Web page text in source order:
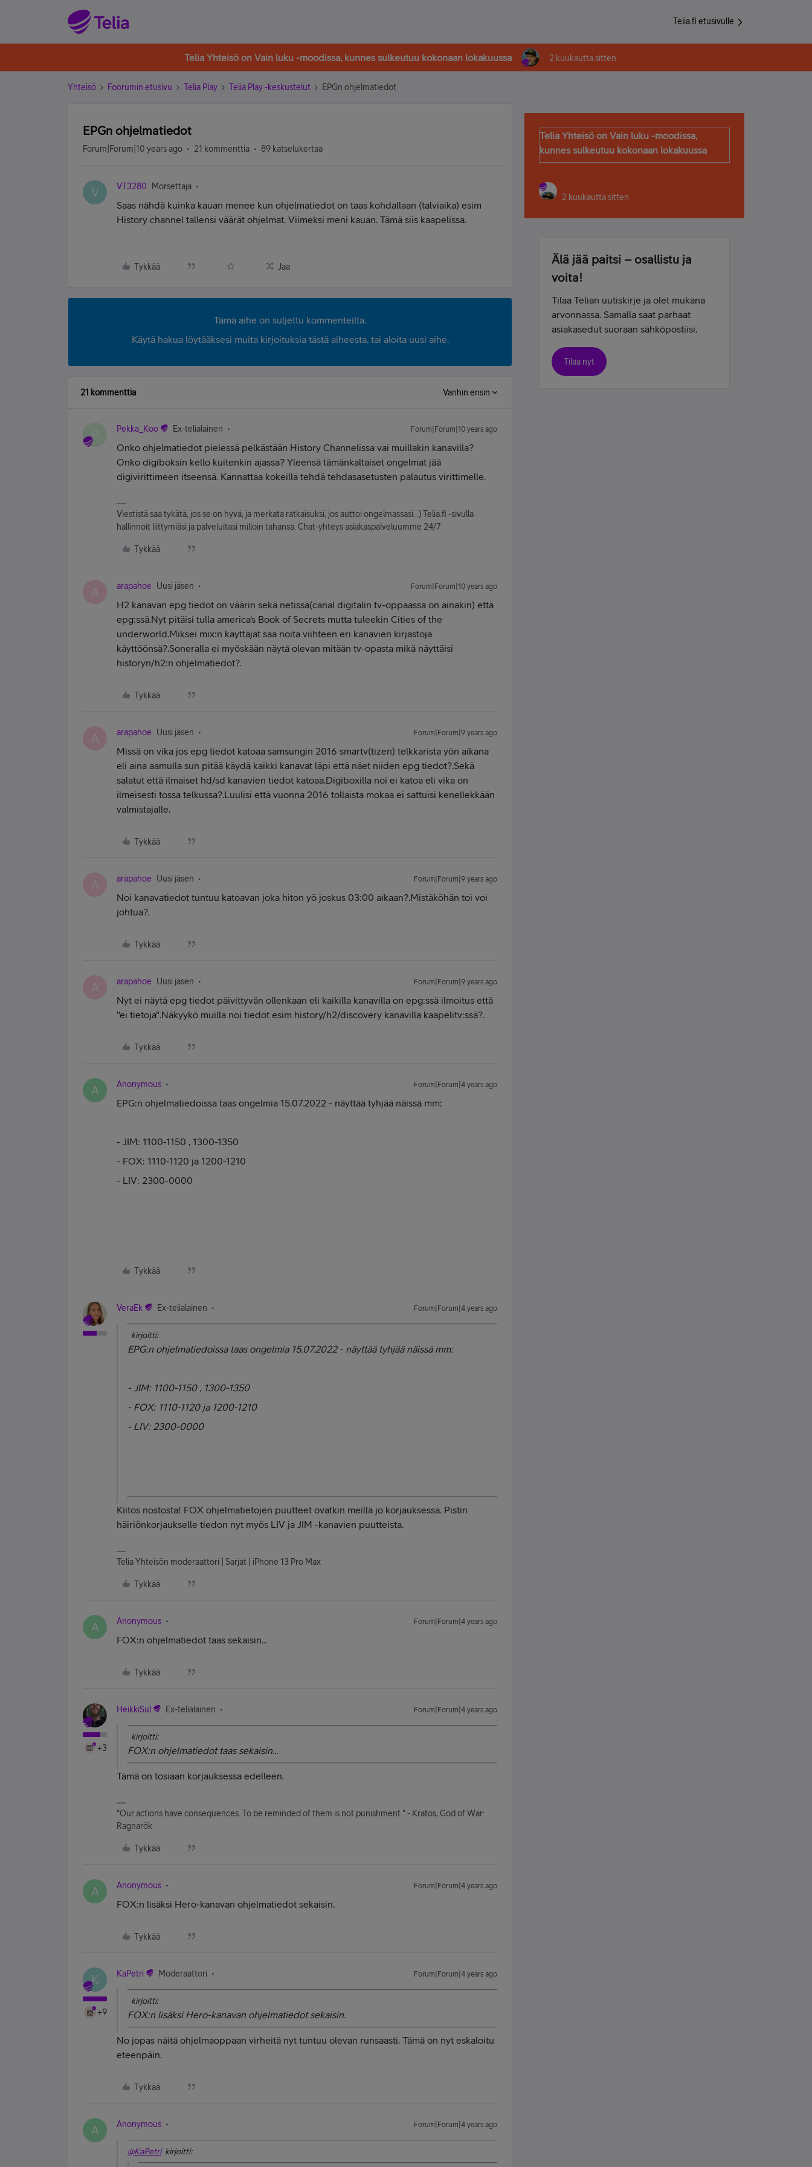
Telia.fi etusivulle
Telia Yhteisö on Vain luku -moodissa, kunnes sulkeutuu kokonaan lokakuussa 2 kuukautta sitten
Yhteisö Foorumin etusivu Telia Play Telia Play -keskustelut EPGn ohjelmatiedot
EPGn ohjelmatiedot
Forum|Forum|10 years ago 21 kommenttia 89 katselukertaa
V VT3280 Morsettaja
Saas nähdä kuinka kauan menee kun ohjelmatiedot on taas kohdallaan (talviaika) esim
History channel tallensi väärät ohjelmat. Viimeksi meni kauan. Tämä siis kaapelissa.
Tykkää Jaa
Tämä aihe on suljettu kommenteilta.
Käytä hakua löytääksesi muita kirjoituksia tästä aiheesta, tai aloita uusi aihe.
21 kommenttia Vanhin ensin
P Pekka_Koo Ex-telialainen Forum|Forum|10 years ago
Onko ohjelmatiedot pielessä pelkästään History Channelissa vai muillakin kanavilla?
Onko digiboksin kello kuitenkin ajassa? Yleensä tämänkaltaiset ongelmat jää
digivirittimeen itseensä. Kannattaa kokeilla tehdä tehdasasetusten palautus virittimelle.
Viestistä saa tykätä, jos se on hyvä, ja merkata ratkaisuksi, jos auttoi ongelmassasi. :) Telia.fi -sivulla
hallinnoit liittymiäsi ja palveluitasi milloin tahansa. Chat-yhteys asiakaspalveluumme 24/7
Tykkää
A arapahoe Uusi jäsen Forum|Forum|10 years ago
H2 kanavan epg tiedot on väärin sekä netissä(canal digitalin tv-oppaassa on ainakin) että
epg:ssä.Nyt pitäisi tulla america's Book of Secrets mutta tuleekin Cities of the
underworld.Miksei mix:n käyttäjät saa noita viihteen eri kanavien kirjastoja
käyttöönsä?.Soneralla ei myöskään näytä olevan mitään tv-opasta mikä näyttäisi
historyn/h2:n ohjelmatiedot?.
Tykkää
A arapahoe Uusi jäsen Forum|Forum|9 years ago
Missä on vika jos epg tiedot katoaa samsungin 2016 smartv(tizen) telkkarista yön aikana
eli aina aamulla sun pitää käydä kaikki kanavat läpi että näet niiden epg tiedot?.Sekä
salatut että ilmaiset hd/sd kanavien tiedot katoaa.Digiboxilla noi ei katoa eli vika on
ilmeisesti tossa telkussa?.Luulisi että vuonna 2016 tollaista mokaa ei sattuisi kenellekkään
valmistajalle.
Tykkää
A arapahoe Uusi jäsen Forum|Forum|9 years ago
Noi kanavatiedot tuntuu katoavan joka hiton yö joskus 03:00 aikaan?.Mistäköhän toi voi
johtua?.
Tykkää
A arapahoe Uusi jäsen Forum|Forum|9 years ago
Nyt ei näytä epg tiedot päivittyvän ollenkaan eli kaikilla kanavilla on epg:ssä ilmoitus että
"ei tietoja".Näkyykö muilla noi tiedot esim history/h2/discovery kanavilla kaapelitv:ssä?.
Tykkää
A Anonymous Forum|Forum|4 years ago
EPG:n ohjelmatiedoissa taas ongelmia 15.07.2022 - näyttää tyhjää näissä mm:
- JIM: 1100-1150 , 1300-1350
- FOX: 1110-1120 ja 1200-1210
- LIV: 2300-0000
Tykkää
VeraEk Ex-telialainen Forum|Forum|4 years ago
kirjoitti:
EPG:n ohjelmatiedoissa taas ongelmia 15.07.2022 - näyttää tyhjää näissä mm:
- JIM: 1100-1150 , 1300-1350
- FOX: 1110-1120 ja 1200-1210
- LIV: 2300-0000
Kiitos nostosta! FOX ohjelmatietojen puutteet ovatkin meillä jo korjauksessa. Pistin
häiriönkorjaukselle tiedon nyt myös LIV ja JIM -kanavien puutteista.
Telia Yhteisön moderaattori | Sarjat | iPhone 13 Pro Max
Tykkää
A Anonymous Forum|Forum|4 years ago
FOX:n ohjelmatiedot taas sekaisin...
Tykkää
+3
HeikkiSul Ex-telialainen Forum|Forum|4 years ago
kirjoitti:
FOX:n ohjelmatiedot taas sekaisin...
Tämä on tosiaan korjauksessa edelleen.
"Our actions have consequences. To be reminded of them is not punishment." - Kratos, God of War:
Ragnarök
Tykkää
A Anonymous Forum|Forum|4 years ago
FOX:n lisäksi Hero-kanavan ohjelmatiedot sekaisin.
Tykkää
K
+9
KaPetri Moderaattori Forum|Forum|4 years ago
kirjoitti:
FOX:n lisäksi Hero-kanavan ohjelmatiedot sekaisin.
No jopas näitä ohjelmaoppaan virheitä nyt tuntuu olevan runsaasti. Tämä on nyt eskaloitu
eteenpäin.
Tykkää
A Anonymous Forum|Forum|4 years ago
@KaPetrikirjoitti:
Telia Yhteisö on Vain luku -moodissa,
kunnes sulkeutuu kokonaan lokakuussa
2 kuukautta sitten
Älä jää paitsi – osallistu ja
voita!
Tilaa Telian uutiskirje ja olet mukana
arvonnassa. Samalla saat parhaat
asiakasedut suoraan sähköpostiisi.
Tilaa nyt